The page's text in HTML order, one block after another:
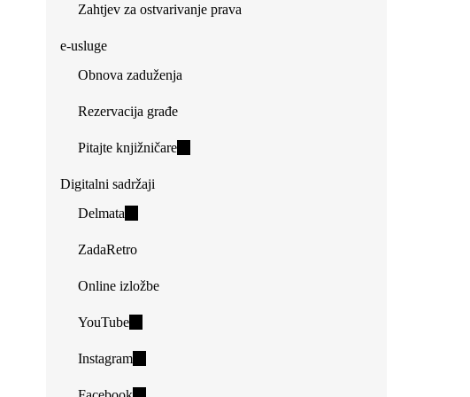
Zahtjev za ostvarivanje prava
e-usluge
Obnova zaduženja
Rezervacija građe
Pitajte knjižničare(link
Digitalni sadržaji
Delmata
external)
ZadaRetro
Online izložbe
YouTube(link
external)
Instagram(link